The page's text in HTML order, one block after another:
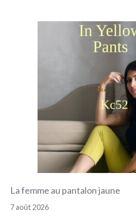
La femme au pantalon jaune
7 août 2026